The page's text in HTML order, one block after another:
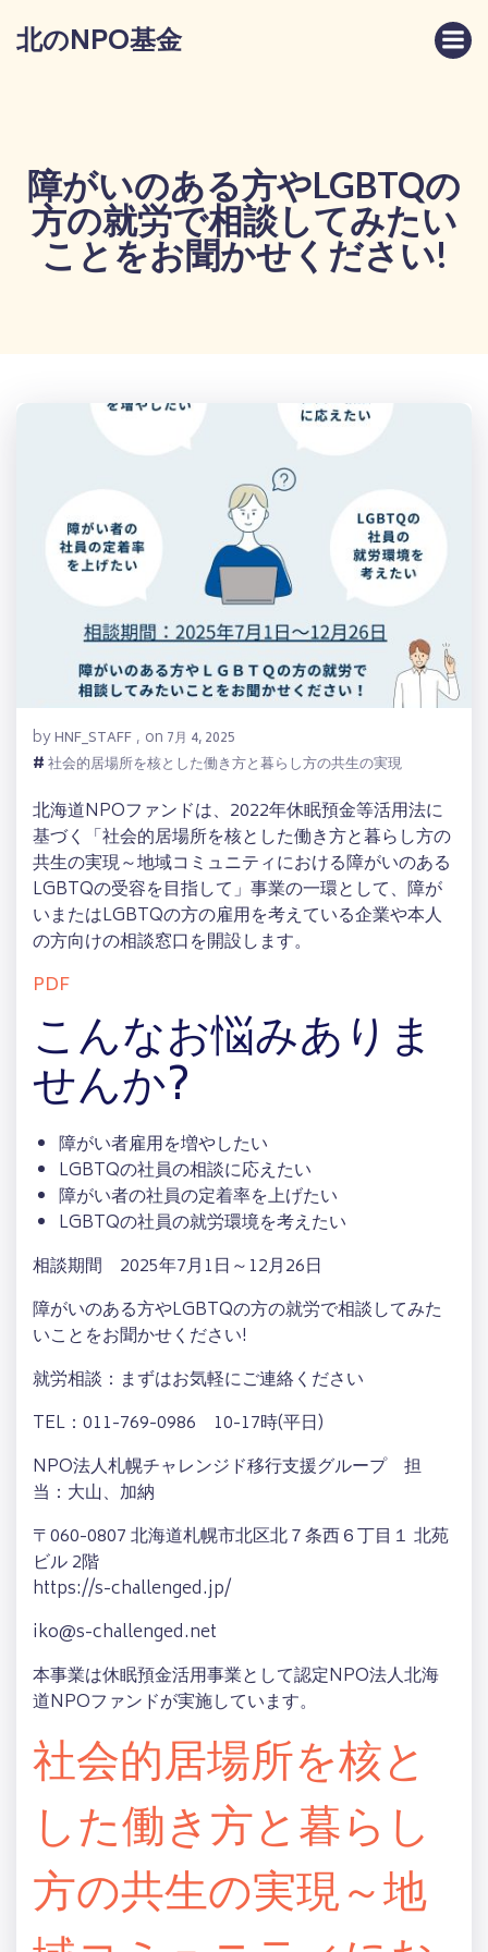
ス
キ
ッ
プ
北のNPO基金
障がいのある方やLGBTQの
方の就労で相談してみたい
ことをお聞かせください!
byHNF_STAFF , on 7月 4, 2025
#社会的居場所を核とした働き方と暮らし方の共生の実現
北海道NPOファンドは、2022年休眠預金等活用法に
基づく「社会的居場所を核とした働き方と暮らし方の
共生の実現～地域コミュニティにおける障がいのある
LGBTQの受容を目指して」事業の一環として、障が
いまたはLGBTQの方の雇用を考えている企業や本人
の方向けの相談窓口を開設します。
PDF
こんなお悩みありま
せんか?
障がい者雇用を増やしたい
LGBTQの社員の相談に応えたい
障がい者の社員の定着率を上げたい
LGBTQの社員の就労環境を考えたい
相談期間 2025年7月1日～12月26日
障がいのある方やLGBTQの方の就労で相談してみた
いことをお聞かせください!
就労相談：まずはお気軽にご連絡ください
TEL：011-769-0986 10-17時(平日)
NPO法人札幌チャレンジド移行支援グループ 担
当：大山、加納
〒060-0807 北海道札幌市北区北７条西６丁目１ 北苑
ビル 2階
https://s-challenged.jp/
iko@s-challenged.net
本事業は休眠預金活用事業として認定NPO法人北海
道NPOファンドが実施しています。
社会的居場所を核と
した働き方と暮らし
方の共生の実現～地